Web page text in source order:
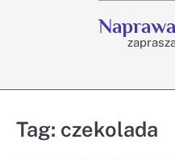
Tag: czekolada